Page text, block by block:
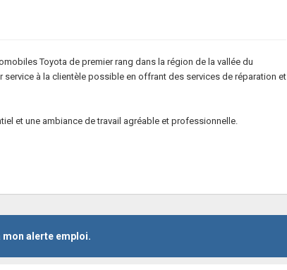
Toyota de premier rang dans la région de la vallée du
à la clientèle possible en offrant des services de réparation et
et une ambiance de travail agréable et professionnelle.
alerte emploi.